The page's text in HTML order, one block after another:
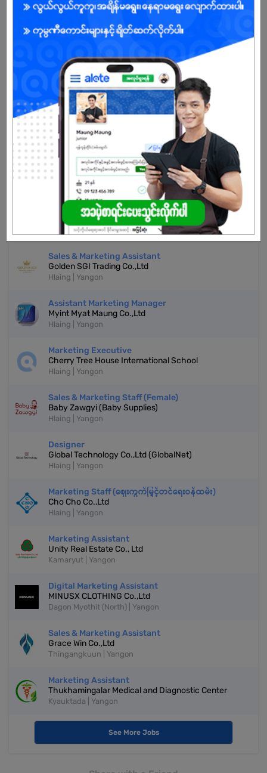
Open To : Male/Female
About Our Company
To be a Trusted FMCG company that enriches lives, empowers
employees and contributes positively to society.
Already Expired
Don't have an account?
REGISTER NOW!
More Similar Jobs
Sales & Marketing Assistant
Golden SGI Trading Co.,Ltd
Hlaing | Yangon
Assistant Marketing Manager
Myint Myat Maung Co.,Ltd
Hlaing | Yangon
Marketing Executive
Cherry Tree House International School
Hlaing | Yangon
Sales & Marketing Staff (Female)
Baby Zawgyi (Baby Supplies)
Hlaing | Yangon
Designer
Global Technology Co.,Ltd (GlobalNet)
Hlaing | Yangon
Marketing Staff (ဈေးကွက်မြှင့်တင်ရေးဝန်ထမ်း)
Cho Cho Co.,Ltd
Hlaing | Yangon
Marketing Assistant
Unity Real Estate Co., Ltd
Kamaryut | Yangon
Digital Marketing Assistant
MINUSX CLOTHING Co.,Ltd
Dagon Myothit (North) | Yangon
Sales & Marketing Assistant
Grace Win Co.,Ltd
Thingangkuun | Yangon
Marketing Assistant
Thukhamingalar Medical and Diagnostic Center
Kyauktada | Yangon
See More Jobs